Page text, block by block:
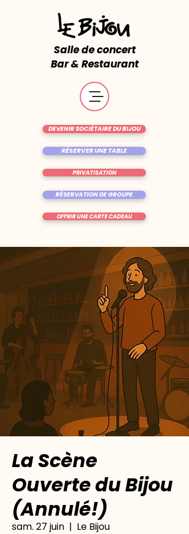
Salle de concert
Bar & Restaurant
RÉSERVER UNE TABLE
OFFRIR UNE CARTE CADEAU
DEVENIR SOCIÉTAIRE DU BIJOU
RÉSERVATION DE GROUPE
PRIVATISATION
La Scène
Ouverte du Bijou
(Annulé!)
sam. 27 juin
  |
Le Bijou